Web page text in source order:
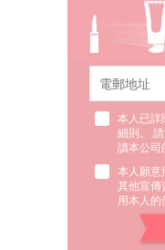
本人已詳
細則。
讀本公司
本人願意
其他宣傳
用本人的